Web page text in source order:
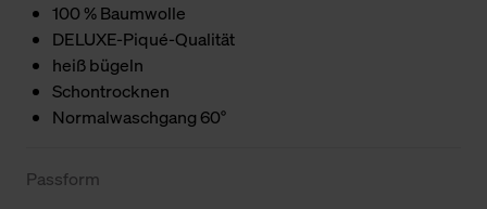
100 % Baumwolle
DELUXE-Piqué-Qualität
heiß bügeln
Schontrocknen
Normalwaschgang 60°
Passform